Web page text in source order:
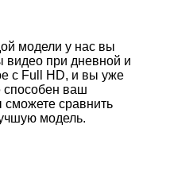
модели у нас вы
видео при дневной и
с Full HD, и вы уже
способен ваш
сможете сравнить
модель.